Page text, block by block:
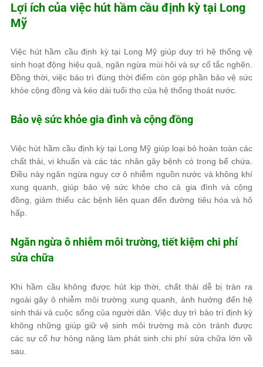
Lợi ích của việc hút hầm cầu định kỳ tại Long
Mỹ
Việc hút hầm cầu định kỳ tại Long Mỹ giúp duy trì hệ thống vệ
sinh hoạt động hiệu quả, ngăn ngừa mùi hôi và sự cố tắc nghẽn.
Đồng thời, việc bảo trì đúng thời điểm còn góp phần bảo vệ sức
khỏe cộng đồng và kéo dài tuổi thọ của hệ thống thoát nước.
Bảo vệ sức khỏe gia đình và cộng đồng
Việc hút hầm cầu định kỳ tại Long Mỹ giúp loại bỏ hoàn toàn các
chất thải, vi khuẩn và các tác nhân gây bệnh có trong bể chứa.
Điều này ngăn ngừa nguy cơ ô nhiễm nguồn nước và không khí
xung quanh, giúp bảo vệ sức khỏe cho cả gia đình và cộng
đồng, giảm thiểu các bệnh liên quan đến đường tiêu hóa và hô
hấp.
Ngăn ngừa ô nhiễm môi trường, tiết kiệm chi phí
sửa chữa
Khi hầm cầu không được hút kịp thời, chất thải dễ bị tràn ra
ngoài gây ô nhiễm môi trường xung quanh, ảnh hưởng đến hệ
sinh thái và cuộc sống của người dân. Việc duy trì bảo trì định kỳ
không những giúp giữ vệ sinh môi trường mà còn tránh được
các sự cố hư hỏng nặng làm phát sinh chi phí sửa chữa lớn về
sau.